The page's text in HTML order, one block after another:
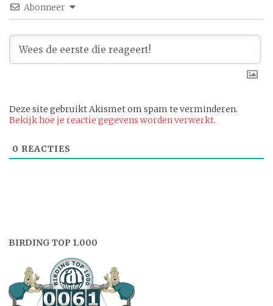
Abonneer
Deze site gebruikt Akismet om spam te verminderen.
Bekijk hoe je reactie gegevens worden verwerkt.
0 REACTIES
BIRDING TOP 1.000